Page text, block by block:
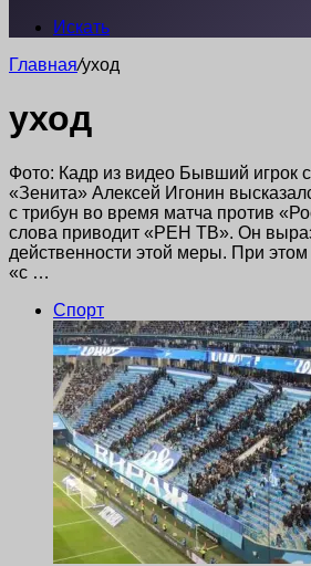
Искать
Главная/уход
уход
Фото: Кадр из видео Бывший игрок
«Зенита» Алексей Игонин
с трибун во время матча против
слова приводит «РЕН ТВ». Он
действенности этой меры. При этом
«с …
Спорт